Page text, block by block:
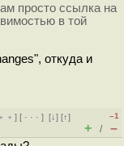
просто ссылка на
в той
откуда и
] [ · · ·][↓] [↑]
–1
+ / –